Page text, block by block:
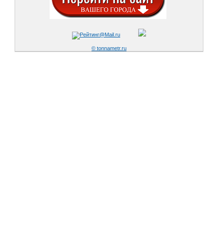
© tonnametr.ru